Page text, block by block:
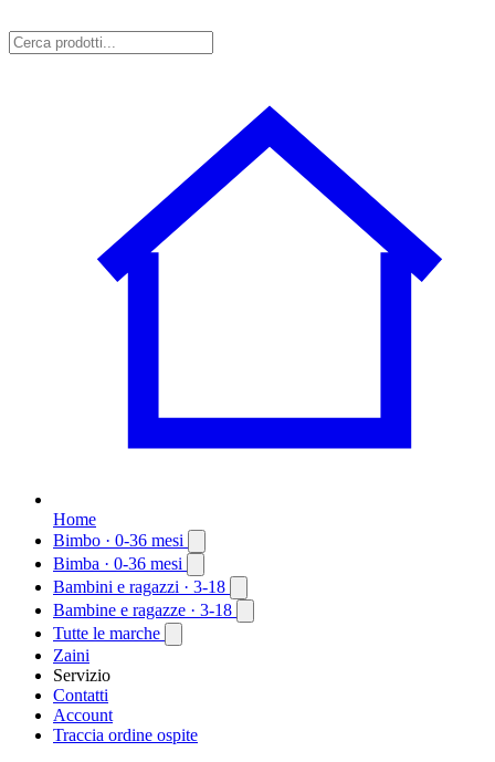
Home
Bimbo · 0-36 mesi
Bimba · 0-36 mesi
Bambini e ragazzi · 3-18
Bambine e ragazze · 3-18
Tutte le marche
Zaini
Servizio
Contatti
Account
Traccia ordine ospite